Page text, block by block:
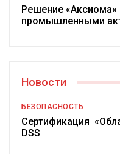
Решение «Аксиома»
промышленными
Новости
БЕЗОПАСНОСТЬ
Сертификация
DSS